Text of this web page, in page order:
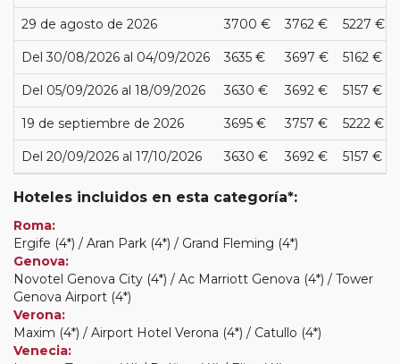
29 de agosto de 2026 3700 € 3762 € 5227 €
Del 30/08/2026 al 04/09/2026 3635 € 3697 € 5162 €
Del 05/09/2026 al 18/09/2026 3630 € 3692 € 5157 €
19 de septiembre de 2026 3695 € 3757 € 5222 €
Del 20/09/2026 al 17/10/2026 3630 € 3692 € 5157 €
Hoteles incluidos en esta categoría*:
Roma:
Ergife (4*) / Aran Park (4*) / Grand Fleming (4*)
Genova:
Novotel Genova City (4*) / Ac Marriott Genova (4*) / Tower
Genova Airport (4*)
Verona:
Maxim (4*) / Airport Hotel Verona (4*) / Catullo (4*)
Venecia: